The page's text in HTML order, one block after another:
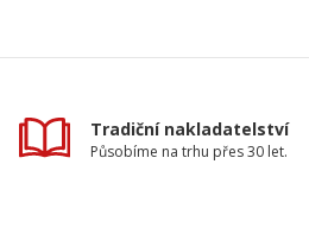
Tradiční nakladatelství
Působíme na trhu přes 30 let.